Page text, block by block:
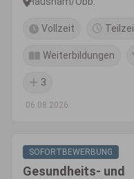
Vollzeit
Weiterbildungen
3
06.08.2026
SOFORTBEWERBUNG
Gesundheits- und